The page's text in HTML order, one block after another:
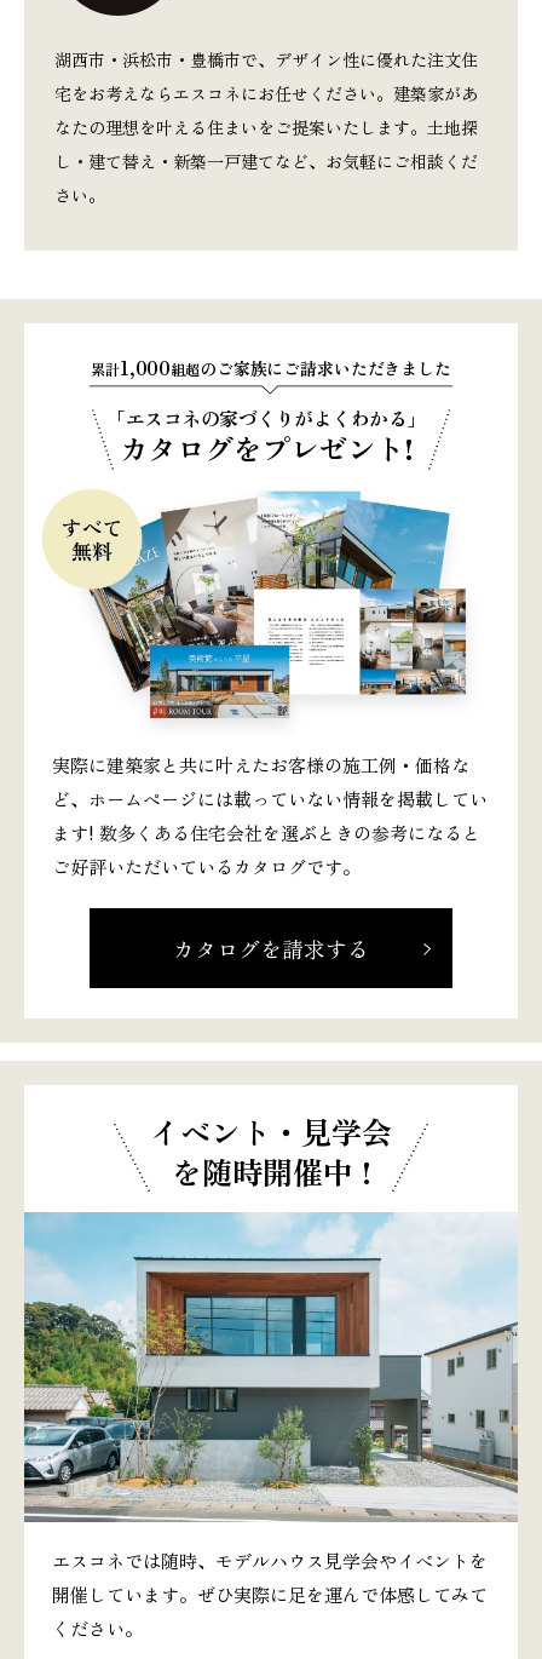
本社
053-488-5127
浜松店
湖西市・浜松市・豊橋市で、デザイン性に優れた注文住
宅をお考えならエスコネにお任せください。建築家があ
なたの理想を叶える住まいをご提案いたします。土地探
し・建て替え・新築一戸建てなど、お気軽にご相談くだ
さい。
累計1,000組超のご家族にご請求いただきました
「エスコネの家づくりがよくわかる」
カタログをプレゼント!
実際に建築家と共に叶えたお客様の施工例・価格な
ど、ホームページには載っていない情報を掲載してい
ます! 数多くある住宅会社を選ぶときの参考になると
ご好評いただいているカタログです。
カタログを請求する
イベント・見学会
を随時開催中 !
エスコネでは随時、モデルハウス見学会やイベントを
開催しています。ぜひ実際に足を運んで体感してみて
ください。